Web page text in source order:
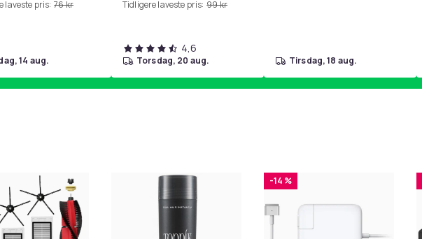
laveste pris: 76 kr
14 aug.
Tidligere laveste pris: 99 kr
4,6
torsdag, 20 aug. tirsdag, 18 aug.
-14 %